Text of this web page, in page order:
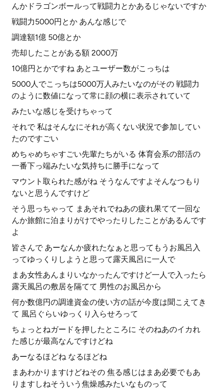
んかドラゴンボールって戦闘力とかあるじゃないですか
戦闘力5000円とか あんな感じで
調達額1億 50億とか
売却したことがある額 2000万
10億円とかですね あとユーザー数がこっちは
5000人でこっちは5000万人みたいなのがその 戦闘力
のように数値になって常に顔の横に表示されていて
みたいな感じを受けちゃって
それで 私はそんなにそれが高くない状況で参加してい
たのですごい
めちゃめちゃすごい先輩たちがいる 体育会系の部活の
一番下っ端みたいな気持ちに勝手になって
マウント取られた感がね そうなんですよそんなつもり
ないと思うんですけど
そう思っちゃって まあそれでねあの疲れ果てて一回な
んか旅館に泊まりがけでやったりしたことがあるんです
よ
皆さんで あーなんか疲れたなぁと思ってもうお風呂入
ってゆっくりしようと思って露天風呂に一人で
まあ女性あんまりいなかったんですけど一人で入ったら
露天風呂の敷居を隔てて 男性のお風呂から
何か数億円の調達資金の使い方の話が今度は聞こえてき
て 風呂ぐらいゆっくり入らせろって
ちょっとねガードを押したところに そのねあのイカれ
た感じが最高なんですけどね
あーなるほどね なるほどね
まあわかりますけどねその 焦る感じはまあ必要でもあ
りますしねそういう焦燥感みたいなものって